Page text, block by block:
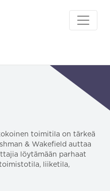
toimitila on tärkeä
& Wakefield auttaa
löytämään parhaat
liiketila,